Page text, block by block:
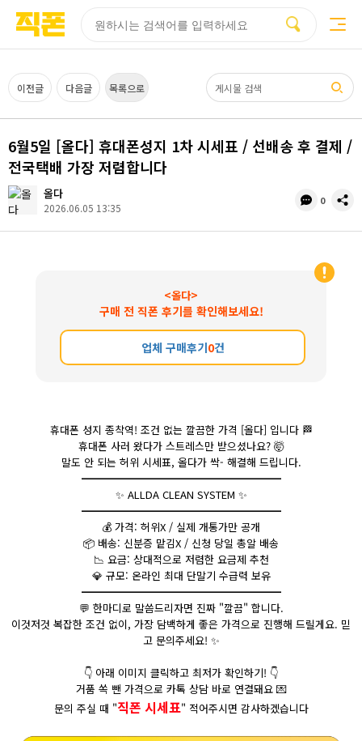
이전글 다음글 목록으로
6월5일 [올다] 휴대폰성지 1차 시세표 / 선배송 후 결제 /
전국택배 가장 저렴합니다
올다
2026.06.05 13:35
댓
수
0
공
<올다>
구매 전 직폰 후기를 확인해보세요!
업체 구매후기0건
휴대폰 성지 종착역! 조건 없는 깔끔한 가격 [올다] 입니다 🏁
휴대폰 사러 왔다가 스트레스만 받으셨나요? 🤯
말도 안 되는 허위 시세표, 올다가 싹- 해결해 드립니다.
━━━━━━━━━━━━━━━━━━━
✨ ALLDA CLEAN SYSTEM ✨
━━━━━━━━━━━━━━━━━━━
💰 가격: 허위X / 실제 개통가만 공개
📦 배송: 신분증 맡김X / 신청 당일 총알 배송
📉 요금: 상대적으로 저렴한 요금제 추천
💎규모: 온라인 최대 단말기 수급력 보유
━━━━━━━━━━━━━━━━━━━
💬 한마디로 말씀드리자면 진짜 "깔끔" 합니다.
이것저것 복잡한 조건 없이, 가장 담백하게 좋은 가격으로 진행해 드릴게요. 믿
고 문의주세요! ✨
👇 아래 이미지 클릭하고 최저가 확인하기! 👇
거품 쏙 뺀 가격으로 카톡 상담 바로 연결돼요 💌
문의 주실 때 "직폰 시세표" 적어주시면 감사하겠습니다
페이지
페이지
페이지
페이지
색엔진
색엔진
색엔진
색엔진